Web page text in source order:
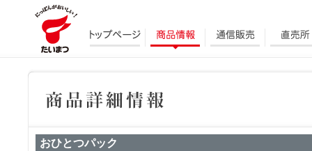
おひとつパック